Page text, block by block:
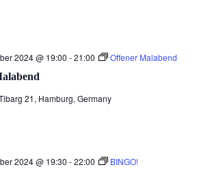
2024 @ 19:00 -21:00 Offener Malabend
21, Hamburg, Germany
2024 @ 19:30 -22:00 BINGO!